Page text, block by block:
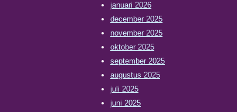
januari 2026
december 2025
november 2025
oktober 2025
september 2025
augustus 2025
juli 2025
juni 2025